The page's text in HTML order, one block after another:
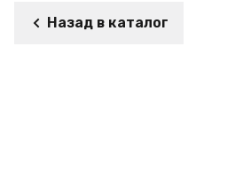
Назад в каталог